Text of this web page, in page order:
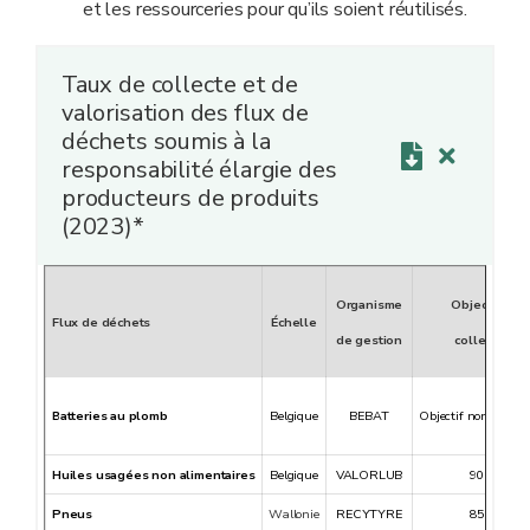
et les ressourceries pour qu’ils soient réutilisés.
Taux de collecte et de
valorisation des flux de
déchets soumis à la
responsabilité élargie des
producteurs de produits
(2023)*
Flux de déchets Échelle
Organisme
de gestion
Objectif de
collecte**
Batteries au plomb Belgique BEBAT Objectif non
Huiles usagées non alimentaires Belgique VALORLUB 90 %
Pneus Wallonie RECYTYRE 85 %